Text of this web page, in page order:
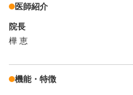
医師紹介
院長
樺 恵
機能・特徴